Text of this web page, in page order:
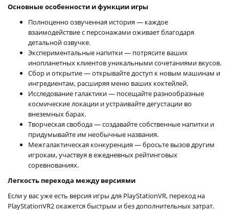
Основные особенности и функции игры
Полноценно озвученная история — каждое
взаимодействие с персонажами оживает благодаря
детальной озвучке.
Экспериментальные напитки — потрясите ваших
инопланетных клиентов уникальными сочетаниями вкусов.
Сбор и открытие — открывайте доступ к новым машинам и
ингредиентам, расширяя меню ваших коктейлей.
Исследование галактики — посещайте разнообразные
космические локации и устраивайте дегустации во
внеземных барах.
Творческая свобода — создавайте собственные напитки и
придумывайте им необычные названия.
Межгалактическая конкуренция — бросьте вызов другим
игрокам, участвуя в ежедневных рейтинговых
соревнованиях.
Легкость перехода между версиями
Если у вас уже есть версия игры для PlayStationVR, переход на
PlayStationVR2 окажется быстрым и без дополнительных затрат.